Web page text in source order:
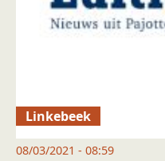
Linkebeek
08/03/2021 - 08:59